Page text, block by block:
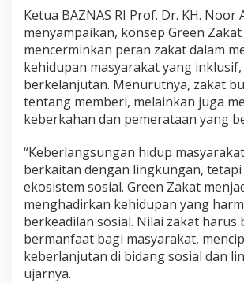
k
u
G
r
e
e
n
Z
a
a
t
F
r
a
m
e
w
o
Ketua BAZNAS RI Prof. Dr. KH. Noor
menyampaikan, konsep Green Zakat
mencerminkan peran zakat dalam
kehidupan masyarakat yang
berkelanjutan. Menurutnya, zakat
tentang memberi, melainkan juga
keberkahan dan pemerataan yang
“Keberlangsungan hidup
berkaitan dengan lingkungan, tetapi
ekosistem sosial. Green Zakat
menghadirkan kehidupan yang
berkeadilan sosial. Nilai zakat harus
bermanfaat bagi masyarakat,
keberlanjutan di bidang sosial dan
ujarnya.